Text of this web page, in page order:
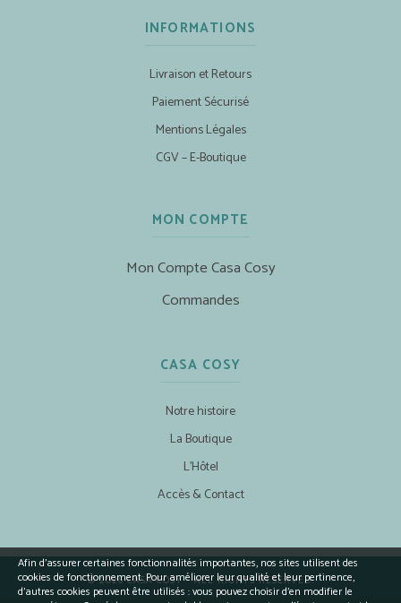
INFORMATIONS
Livraison et Retours
Paiement Sécurisé
Mentions Légales
CGV – E-Boutique
MON COMPTE
Mon Compte Casa Cosy
Commandes
CASA COSY
Notre histoire
La Boutique
L’Hôtel
Accès & Contact
© 2026 CASA COSY - ALL RIGHTS RESERVED.
Afin d’assurer certaines fonctionnalités importantes, nos sites utilisent des
cookies de fonctionnement. Pour améliorer leur qualité et leur pertinence,
d’autres cookies peuvent être utilisés : vous pouvez choisir d'en modifier le